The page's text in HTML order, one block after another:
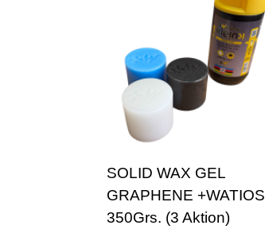
SOLID WAX GEL
GRAPHENE +WATIOS
350Grs. (3 Aktion)